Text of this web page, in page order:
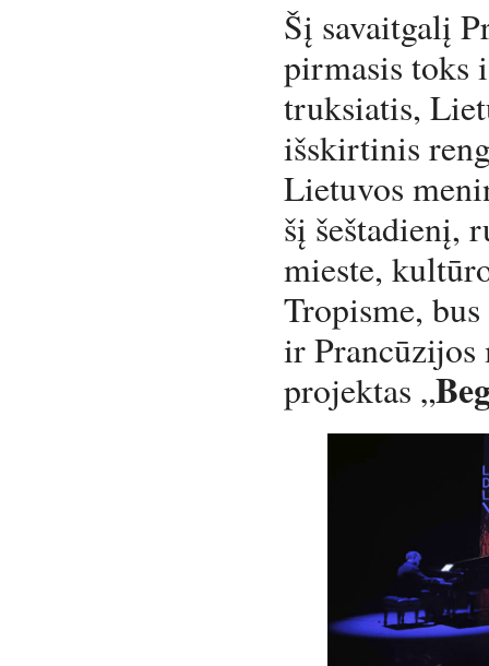
Šį savaitgalį
pirmasis toks
truksiatis,
išskirtinis
Lietuvos
šį šeštadienį,
mieste,
Tropisme,
ir
projektas „